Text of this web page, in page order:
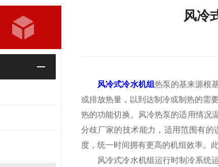
风冷
风冷式冷水机组热泵的基来源根
或排放热量，以到达制冷或制热的需
热的功能切换。风冷热泵的适用情况
分歧厂家的技术能力，适用范围有
度，统一时间拥有更高的机组效率。
风冷式冷水机组运行时制冷系统运